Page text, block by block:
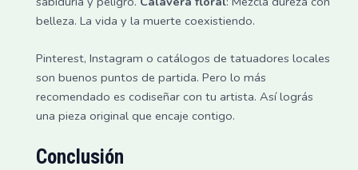
belleza. La vida y la muerte coexistiendo.
Pinterest, Instagram o catálogos de tatuadores locales
son buenos puntos de partida. Pero lo más
recomendado es codiseñar con tu artista. Así lográs
una pieza original que encaje contigo.
Conclusión